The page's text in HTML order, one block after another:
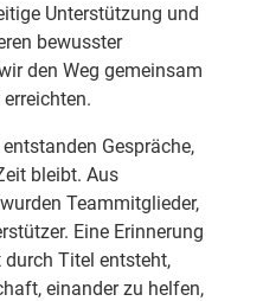
Unterstützung und
bewusster
den Weg gemeinsam
Gespräche,
bleibt. Aus
Teammitglieder,
Eine Erinnerung
Titel entsteht,
einander zu helfen,